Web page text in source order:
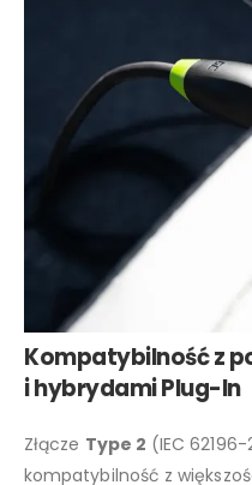
Kompatybilność z
i hybrydami Plug-In
Złącze Type 2 (IEC
kompatybilność z